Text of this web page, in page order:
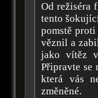
Od režiséra
tento
pomstě
věznil a
jako vítěz
Připravte se
která vás
změněné.